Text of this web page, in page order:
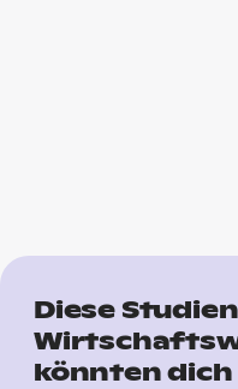
Diese
könnten